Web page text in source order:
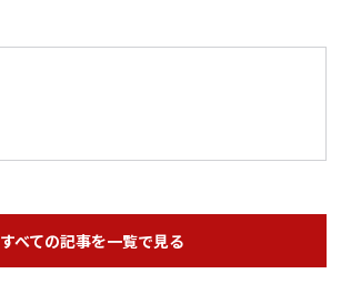
すべての記事を一覧で見る